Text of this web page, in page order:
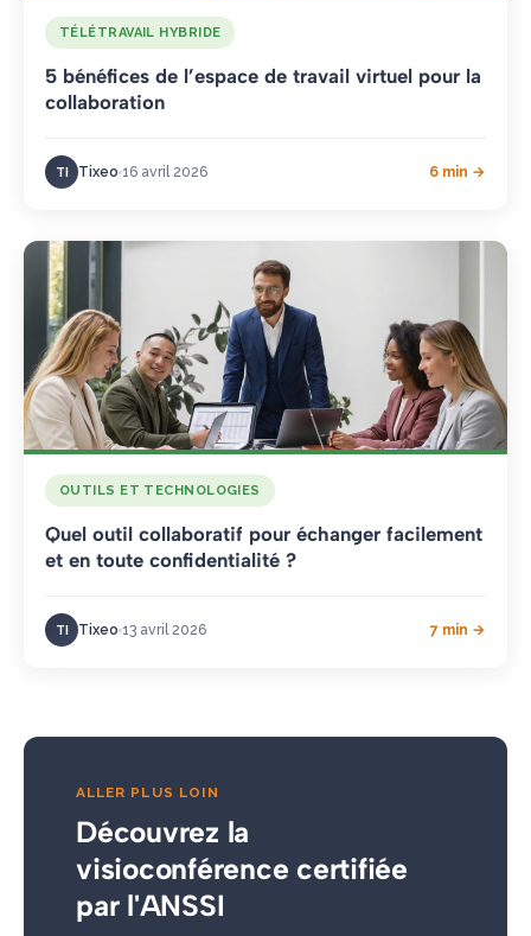
TÉLÉTRAVAIL HYBRIDE
5 bénéfices de l’espace de travail virtuel pour la
collaboration
TI Tixeo 16 avril 2026 6 min →
OUTILS ET TECHNOLOGIES
Quel outil collaboratif pour échanger facilement
et en toute confidentialité ?
TI Tixeo 13 avril 2026 7 min →
ALLER PLUS LOIN
Découvrez la
visioconférence certifiée
par l'ANSSI